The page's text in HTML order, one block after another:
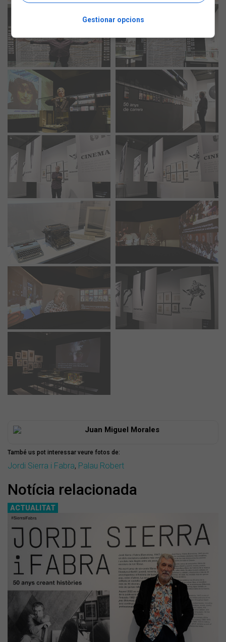
Juan Miguel Morales
També us pot interessar veure fotos de:
Jordi Sierra i Fabra, Palau Robert
Notícia relacionada
ACTUALITAT
Gestionar opcions